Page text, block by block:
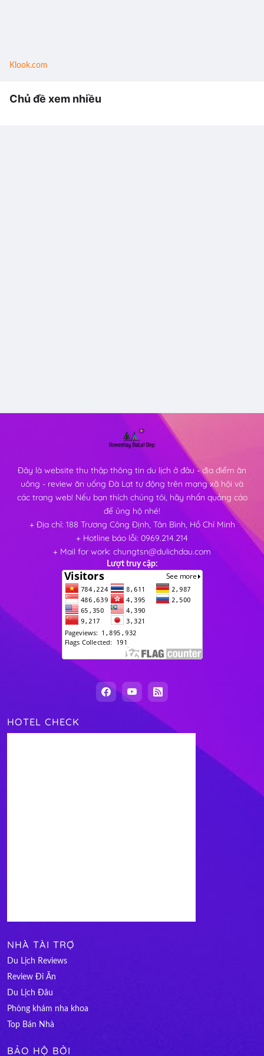
Klook.com
Chủ đề xem nhiều
Đây là website thu thập thông tin du lịch ở đâu - địa điểm ăn
uông - review ăn uống Đà Lạt tự động trên mạng xã hội và
các trang web! Nếu bạn thích chúng tôi, hãy nhấn quảng cáo
để ủng hộ nhé!
+ Địa chỉ: 188 Trương Công Định, Tân Bình, Hồ Chí Minh
+ Hotline báo lỗi: 0969.214.214
+ Mail for work: chungtsn@dulichdau.com
Lượt truy cập:
HOTEL CHECK
NHÀ TÀI TRỢ
Du Lịch Reviews
Review Đi Ăn
Du Lịch Đâu
Phòng khám nha khoa
Top Bán Nhà
BẢO HỘ BỞI